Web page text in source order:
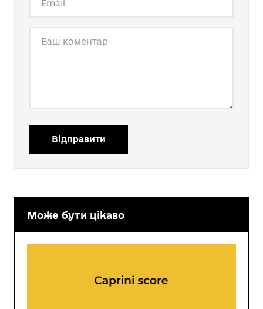
Відправити
Може бути цікаво